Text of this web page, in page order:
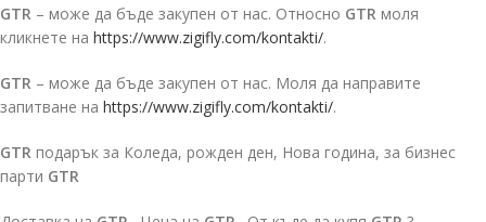
GTR – може да бъде закупен от нас. Относно GTR моля
кликнете на https://www.zigifly.com/kontakti/.
GTR – може да бъде закупен от нас. Моля да направите
запитване на https://www.zigifly.com/kontakti/.
GTR подарък за Коледа, рожден ден, Нова година, за бизнес
парти GTR